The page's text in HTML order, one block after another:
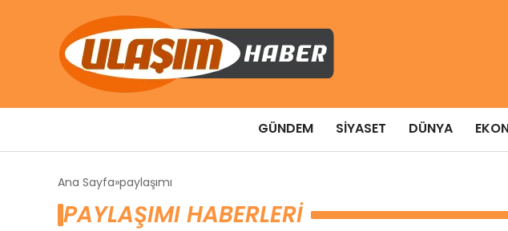
GÜNDEM SIYASET DÜNYA
Ana Sayfa paylaşımı
PAYLAŞIMI HABERLERI